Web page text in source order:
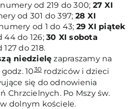
od 219 do 300; 27 XI
od 301 do 397; 28 XI
od 1 do 43; 29 XI piątek
44 do 126;30 XI sobota
do 218.
niedzielę zapraszamy na
godz. 1030 rodziców i dzieci
się do odnowienia
Chrzcielnych. Po Mszy św.
dolnym kościele.